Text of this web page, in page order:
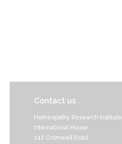
Contact us
Homeopathy Research Institute
International House
142 Cromwell Road